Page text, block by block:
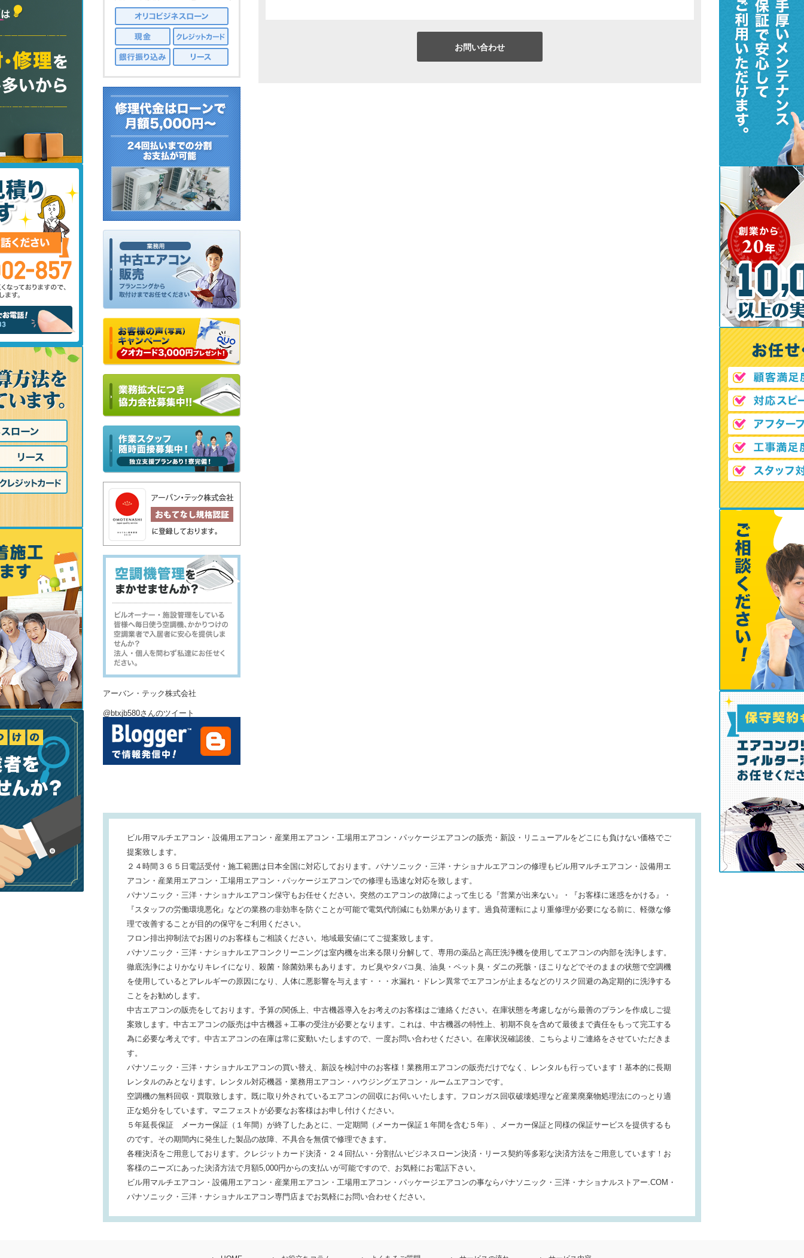
お問い合わせ
アーバン・テック株式会社
@btxjb580さんのツイート
ビル用マルチエアコン・設備用エアコン・産業用エアコン・工場用エアコン・パッケージエアコンの販売・新設・リニューアルをどこにも負けない価格でご
提案致します。
２４時間３６５日電話受付・施工範囲は日本全国に対応しております。パナソニック・三洋・ナショナルエアコンの修理もビル用マルチエアコン・設備用エ
アコン・産業用エアコン・工場用エアコン・パッケージエアコンでの修理も迅速な対応を致します。
パナソニック・三洋・ナショナルエアコン保守もお任せください。突然のエアコンの故障によって生じる『営業が出来ない』・『お客様に迷惑をかける』・
『スタッフの労働環境悪化』などの業務の非効率を防ぐことが可能で電気代削減にも効果があります。過負荷運転により重修理が必要になる前に、軽微な修
理で改善することが目的の保守をご利用ください。
フロン排出抑制法でお困りのお客様もご相談ください。地域最安値にてご提案致します。
パナソニック・三洋・ナショナルエアコンクリーニングは室内機を出来る限り分解して、専用の薬品と高圧洗浄機を使用してエアコンの内部を洗浄します。
徹底洗浄によりかなりキレイになり、殺菌・除菌効果もあります。カビ臭やタバコ臭、油臭・ペット臭・ダニの死骸・ほこりなどでそのままの状態で空調機
を使用しているとアレルギーの原因になり、人体に悪影響を与えます・・・水漏れ・ドレン異常でエアコンが止まるなどのリスク回避の為定期的に洗浄する
ことをお勧めします。
中古エアコンの販売をしております。予算の関係上、中古機器導入をお考えのお客様はご連絡ください。在庫状態を考慮しながら最善のプランを作成しご提
案致します。中古エアコンの販売は中古機器＋工事の受注が必要となります。これは、中古機器の特性上、初期不良を含めて最後まで責任をもって完工する
為に必要な考えです。中古エアコンの在庫は常に変動いたしますので、一度お問い合わせください。在庫状況確認後、こちらよりご連絡をさせていただきま
す。
パナソニック・三洋・ナショナルエアコンの買い替え、新設を検討中のお客様！業務用エアコンの販売だけでなく、レンタルも行っています！基本的に長期
レンタルのみとなります。レンタル対応機器・業務用エアコン・ハウジングエアコン・ルームエアコンです。
空調機の無料回収・買取致します。既に取り外されているエアコンの回収にお伺いいたします。フロンガス回収破壊処理など産業廃棄物処理法にのっとり適
正な処分をしています。マニフェストが必要なお客様はお申し付けください。
５年延長保証 メーカー保証（１年間）が終了したあとに、一定期間（メーカー保証１年間を含む５年）、メーカー保証と同様の保証サービスを提供するも
のです。その期間内に発生した製品の故障、不具合を無償で修理できます。
各種決済をご用意しております。クレジットカード決済・２４回払い・分割払いビジネスローン決済・リース契約等多彩な決済方法をご用意しています！お
客様のニーズにあった決済方法で月額5,000円からの支払いが可能ですので、お気軽にお電話下さい。
ビル用マルチエアコン・設備用エアコン・産業用エアコン・工場用エアコン・パッケージエアコンの事ならパナソニック・三洋・ナショナルストアー.COM・
パナソニック・三洋・ナショナルエアコン専門店までお気軽にお問い合わせください。